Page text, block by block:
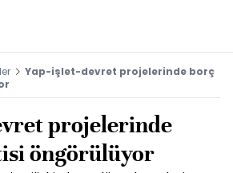
Yap-işlet-devret projelerinde borç
projelerinde
öngörülüyor